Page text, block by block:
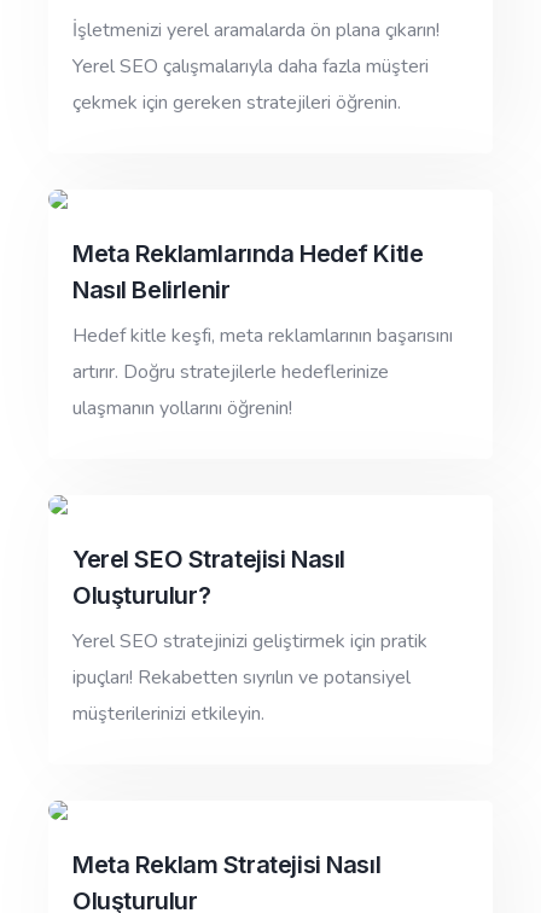
İşletmenizi yerel aramalarda ön plana çıkarın!
Yerel SEO çalışmalarıyla daha fazla müşteri
çekmek için gereken stratejileri öğrenin.
Meta Reklamlarında Hedef Kitle
Nasıl Belirlenir
Hedef kitle keşfi, meta reklamlarının başarısını
artırır. Doğru stratejilerle hedeflerinize
ulaşmanın yollarını öğrenin!
Yerel SEO Stratejisi Nasıl
Oluşturulur?
Yerel SEO stratejinizi geliştirmek için pratik
ipuçları! Rekabetten sıyrılın ve potansiyel
müşterilerinizi etkileyin.
Meta Reklam Stratejisi Nasıl
Oluşturulur